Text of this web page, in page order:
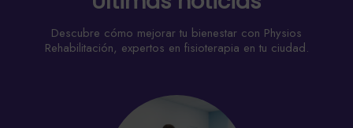
Descubre cómo mejorar tu bienestar con Physios
Rehabilitación, expertos en fisioterapia en tu ciudad.